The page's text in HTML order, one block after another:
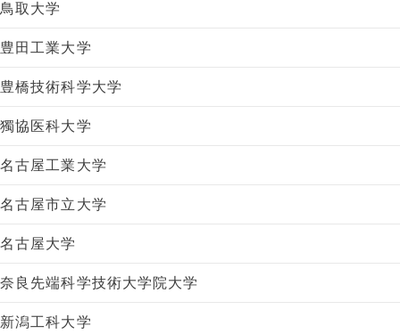
鳥取大学
豊田工業大学
豊橋技術科学大学
獨協医科大学
名古屋工業大学
名古屋市立大学
名古屋大学
奈良先端科学技術大学院大学
新潟工科大学